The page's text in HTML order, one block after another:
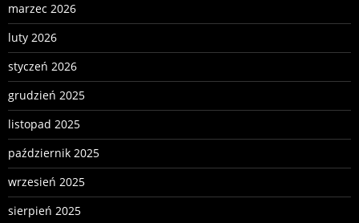
marzec 2026
luty 2026
styczeń 2026
grudzień 2025
listopad 2025
październik 2025
wrzesień 2025
sierpień 2025